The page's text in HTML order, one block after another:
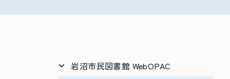
岩沼市民図書館 WebOPAC